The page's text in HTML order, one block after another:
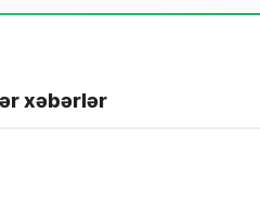
xəbərlər